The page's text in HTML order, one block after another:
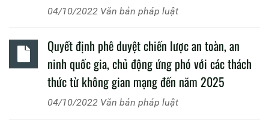
04/10/2022 Văn bản pháp luật
Quyết định phê duyệt chiến lược an toàn, an
ninh quốc gia, chủ động ứng phó với các thách
thức từ không gian mạng đến năm 2025
04/10/2022 Văn bản pháp luật